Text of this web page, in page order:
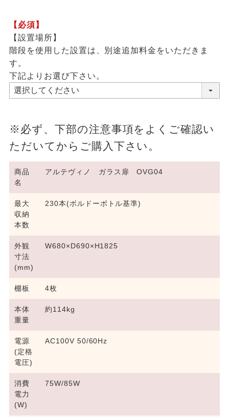
【必須】
【設置場所】
階段を使用した設置は、別途追加料金をいただきま
す。
下記よりお選び下さい。
※必ず、下部の注意事項をよくご確認い
ただいてからご購入下さい。
商品
名
アルテヴィノ ガラス扉 OVG04
最大
収納
本数
230本(ボルドーボトル基準)
外観
寸法
(mm)
W680×D690×H1825
棚板 4枚
本体
重量
約114kg
電源
(定格
電圧)
AC100V 50/60Hz
消費
電力
(W)
75W/85W